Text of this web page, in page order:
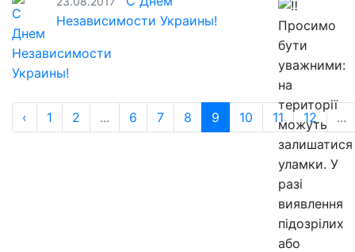
Независимости Украины!
‹ 1 2 ... 6 7 8 9 10 11 12 ...
Просимо
бути
уважними:
на
території
можуть
залишатися
уламки. У
разі
виявлення
підозрілих
або